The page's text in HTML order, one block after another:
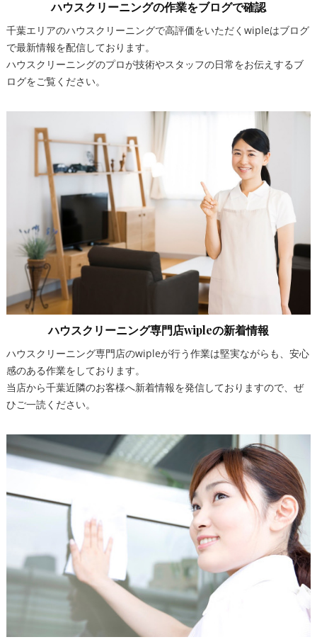
ハウスクリーニングの作業をブログで確認
千葉エリアのハウスクリーニングで高評価をいただくwipleはブログ
で最新情報を配信しております。
ハウスクリーニングのプロが技術やスタッフの日常をお伝えするブ
ログをご覧ください。
ハウスクリーニング専門店wipleの新着情報
ハウスクリーニング専門店のwipleが行う作業は堅実ながらも、安心
感のある作業をしております。
当店から千葉近隣のお客様へ新着情報を発信しておりますので、ぜ
ひご一読ください。